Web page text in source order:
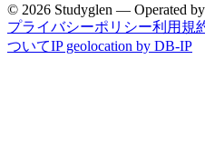
© 2026 Studyglen — Operated
プライバシーポリシー利用規
ついてIP geolocation by DB-IP